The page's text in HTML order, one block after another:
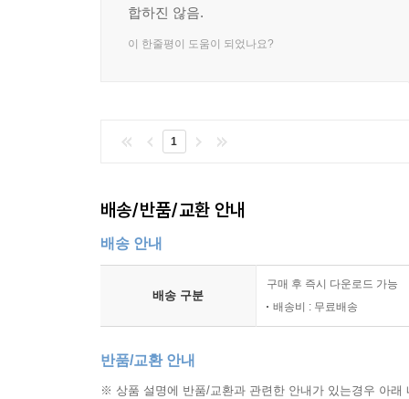
합하진 않음.
이 한줄평이 도움이 되었나요?
1
배송/반품/교환 안내
배송 안내
배송 구분
구매 후 즉시 다운로드 가능
배송비 : 무료배송
반품/교환 안내
※ 상품 설명에 반품/교환과 관련한 안내가 있는경우 아